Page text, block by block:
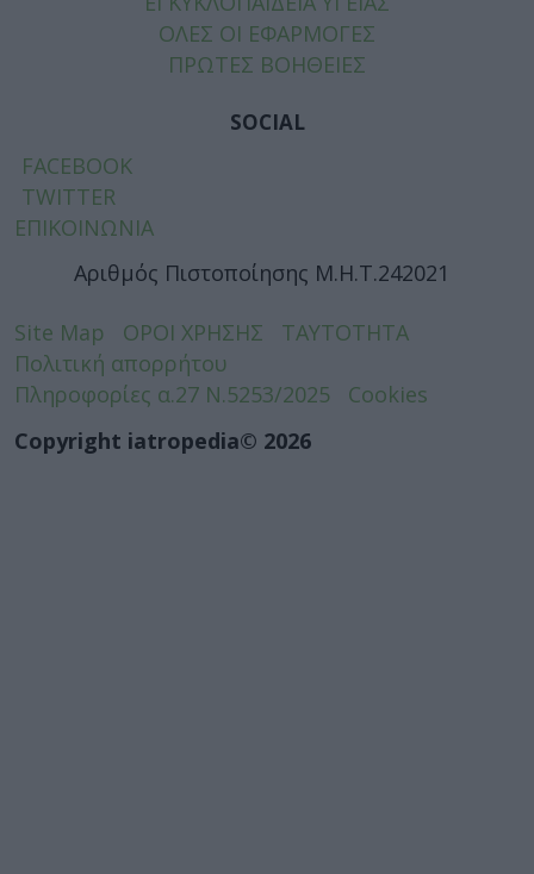
ΟΛΕΣ ΟΙ ΕΦΑΡΜΟΓΕΣ
ΠΡΩΤΕΣ ΒΟΗΘΕΙΕΣ
SOCIAL
FACEBOOK
TWITTER
ΕΠΙΚΟΙΝΩΝΙΑ
Αριθμός Πιστοποίησης Μ.Η.Τ.242021
Site Map ΟΡΟΙ ΧΡΗΣΗΣ
ΤΑΥΤΟΤΗΤΑ
Πολιτική απορρήτου
Πληροφορίες α.27 Ν.5253/2025
Cookies
Copyright iatropedia© 2026